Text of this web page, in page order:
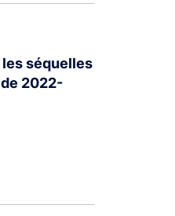
les séquelles
2022-